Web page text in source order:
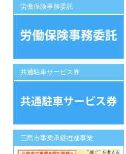
労働保険事務委託
共通駐車サービス券
三島市事業承継推進事業